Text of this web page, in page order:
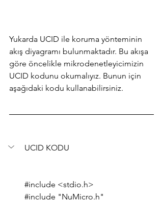
Yukarda UCID ile koruma yönteminin
akış diyagramı bulunmaktadır. Bu akışa
göre öncelikle mikrodenetleyicimizin
UCID kodunu okumalıyız. Bunun için
aşağıdaki kodu kullanabilirsiniz.
UCID KODU
#include <stdio.h>
#include "NuMicro.h"